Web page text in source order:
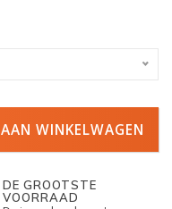
WINKELWAGEN
DE GROOTSTE
VOORRAAD